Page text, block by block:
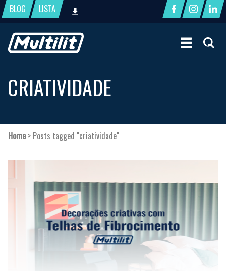
BLOG LISTA
CRIATIVIDADE
Home> Posts tagged "criatividade"